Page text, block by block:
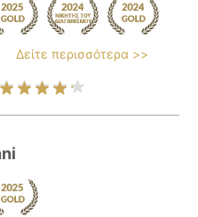
Δείτε περισσότερα >>